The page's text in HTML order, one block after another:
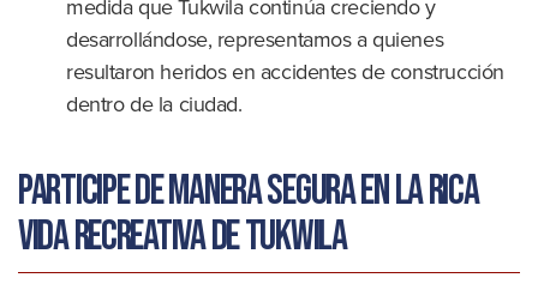
medida que Tukwila continúa creciendo y
desarrollándose, representamos a quienes
resultaron heridos en accidentes de construcción
dentro de la ciudad.
Participe de manera segura en la rica
vida recreativa de Tukwila